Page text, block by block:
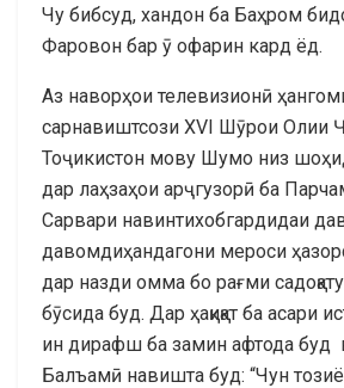
Чу бибсуд, хандон ба Баҳром
Фаровон бар ӯ офарин кард ёд.
Аз наворҳои телевизионӣ
сарнавиштсози XVI Шӯрои Олии
Тоҷикистон мову Шумо низ
дар лаҳзаҳои арҷгузорӣ ба
Сарвари навинтихобгардидаи
давомдиҳандагони мероси
дар назди омма бо рағми
бӯсида буд. Дар ҳақиқат ба асари
ин дирафш ба замин афтода буд
Балъамӣ навишта буд: “Чун